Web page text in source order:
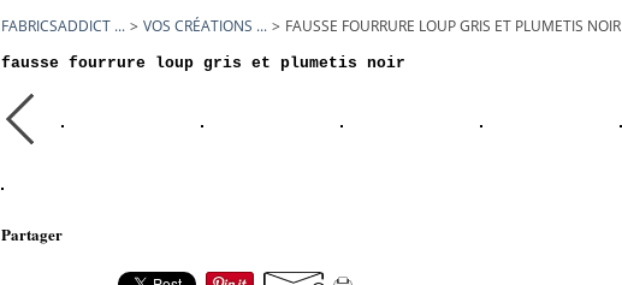
FABRICSADDICT ... > VOS CRÉATIONS ... > FAUSSE FOURRURE LOUP GRIS ET PLUMETIS NOIR
fausse fourrure loup gris et plumetis noir
Partager